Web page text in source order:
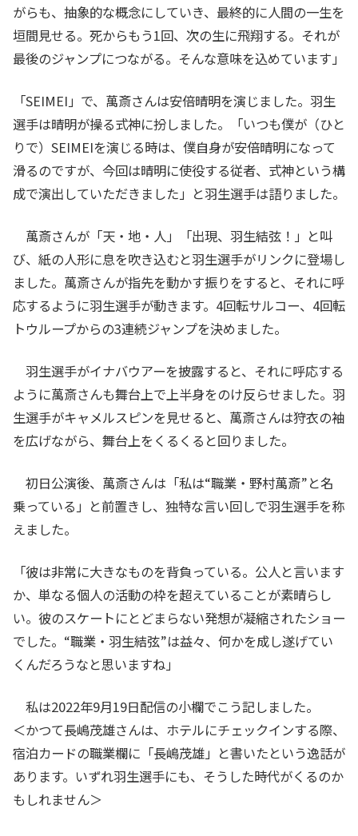
がらも、抽象的な概念にしていき、最終的に人間の一生を
垣間見せる。死からもう1回、次の生に飛翔する。それが
最後のジャンプにつながる。そんな意味を込めています」
「SEIMEI」で、萬斎さんは安倍晴明を演じました。羽生
選手は晴明が操る式神に扮しました。「いつも僕が（ひと
りで）SEIMEIを演じる時は、僕自身が安倍晴明になって
滑るのですが、今回は晴明に使役する従者、式神という構
成で演出していただきました」と羽生選手は語りました。
萬斎さんが「天・地・人」「出現、羽生結弦！」と叫
び、紙の人形に息を吹き込むと羽生選手がリンクに登場し
ました。萬斎さんが指先を動かす振りをすると、それに呼
応するように羽生選手が動きます。4回転サルコー、4回転
トウループからの3連続ジャンプを決めました。
羽生選手がイナバウアーを披露すると、それに呼応する
ように萬斎さんも舞台上で上半身をのけ反らせました。羽
生選手がキャメルスピンを見せると、萬斎さんは狩衣の袖
を広げながら、舞台上をくるくると回りました。
初日公演後、萬斎さんは「私は“職業・野村萬斎”と名
乗っている」と前置きし、独特な言い回しで羽生選手を称
えました。
「彼は非常に大きなものを背負っている。公人と言います
か、単なる個人の活動の枠を超えていることが素晴らし
い。彼のスケートにとどまらない発想が凝縮されたショー
でした。“職業・羽生結弦”は益々、何かを成し遂げてい
くんだろうなと思いますね」
私は2022年9月19日配信の小欄でこう記しました。
＜かつて長嶋茂雄さんは、ホテルにチェックインする際、
宿泊カードの職業欄に「長嶋茂雄」と書いたという逸話が
あります。いずれ羽生選手にも、そうした時代がくるのか
もしれません＞